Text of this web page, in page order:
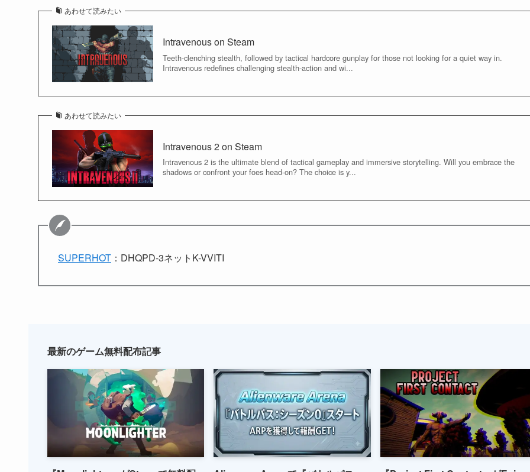
あわせて読みたい
Intravenous on Steam
Teeth-clenching stealth, followed by tactical hardcore gunplay for those not looking for a quiet way in.
Intravenous redefines challenging stealth-action and wi...
あわせて読みたい
Intravenous 2 on Steam
Intravenous 2 is the ultimate blend of tactical gameplay and immersive storytelling. Will you embrace the
shadows or confront your foes head-on? The choice is y...
SUPERHOT ：DHQPD-3ネットK-VVITI
最新のゲーム無料配布記事